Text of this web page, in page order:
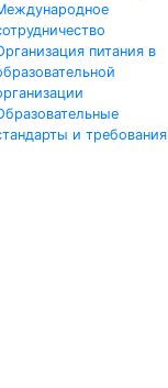
питания в
и требования